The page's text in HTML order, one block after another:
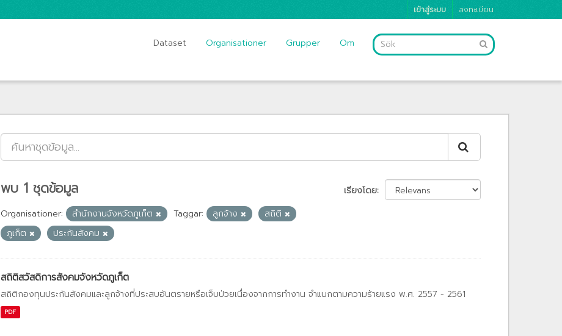
เข้าสู่ระบบ ลงทะเบียน
Dataset Organisationer Grupper Om
เรียงโดย
พบ 1 ชุดข้อมูล
Organisationer: สำนักงานจังหวัดภูเก็ต Taggar: ลูกจ้าง
สถิติ
ภูเก็ต
ประกันสังคม
สถิติสวัสดิการสังคมจังหวัดภูเก็ต
สถิติกองทุนประกันสังคมและลูกจ้างที่ประสบอันตรายหรือเจ็บป่วยเนื่องจากการทํางาน จําแนกตามความร้ายแรง พ.ศ. 2557 - 2561
PDF